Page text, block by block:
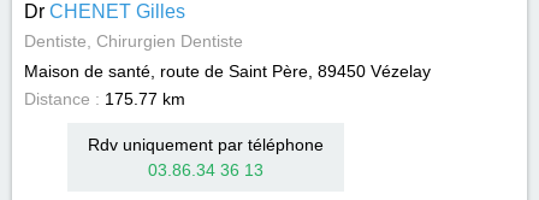
Dr CHENET Gilles
Dentiste, Chirurgien Dentiste
Maison de santé, route de Saint Père, 89450 Vézelay
Distance : 175.77 km
Rdv uniquement par téléphone
03.86.34 36 13